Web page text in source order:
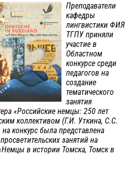
Преподаватели
кафедры
лингвистики ФИЯ
ТГПУ приняли
участие в
Областном
конкурсе среди
педагогов на
создание
тематического
занятия
«Российские немцы: 250 лет
коллективом (Г.И. Уткина, С.С.
конкурс была представлена
занятий на
в истории Томска, Томск в